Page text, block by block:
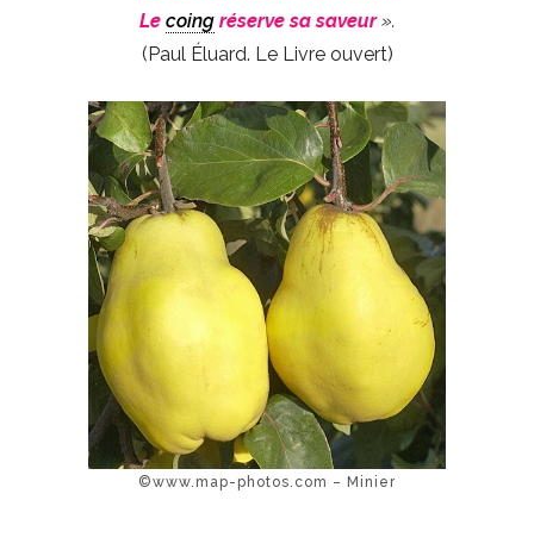
Le coingréserve sa saveur».
(Paul Éluard. Le Livre ouvert)
©www.map-photos.com – Minier